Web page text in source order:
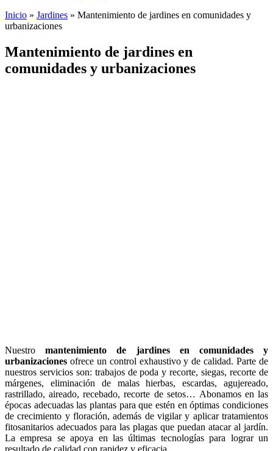
Inicio » Jardines » Mantenimiento de jardines en comunidades y
urbanizaciones
Mantenimiento de jardines en
comunidades y urbanizaciones
Nuestromantenimiento de jardines en comunidades y
urbanizaciones ofrece un control exhaustivo y de calidad. Parte de
nuestros servicios son: trabajos de poda y recorte, siegas, recorte de
márgenes, eliminación de malas hierbas, escardas, agujereado,
rastrillado, aireado, recebado, recorte de setos… Abonamos en las
épocas adecuadas las plantas para que estén en óptimas condiciones
de crecimiento y floración, además de vigilar y aplicar tratamientos
fitosanitarios adecuados para las plagas que puedan atacar al jardín.
La empresa se apoya en las últimas tecnologías para lograr un
resultado de calidad con rapidez y eficacia.